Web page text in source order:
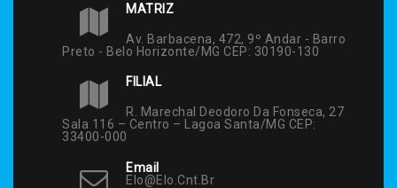
MATRIZ
Av. Barbacena, 472, 9º Andar - Barro
Preto - Belo Horizonte/MG CEP: 30190-130
FILIAL
R. Marechal Deodoro Da Fonseca, 27
Sala 116 – Centro – Lagoa Santa/MG CEP:
33400-000
Email
Elo@elo.cnt.br